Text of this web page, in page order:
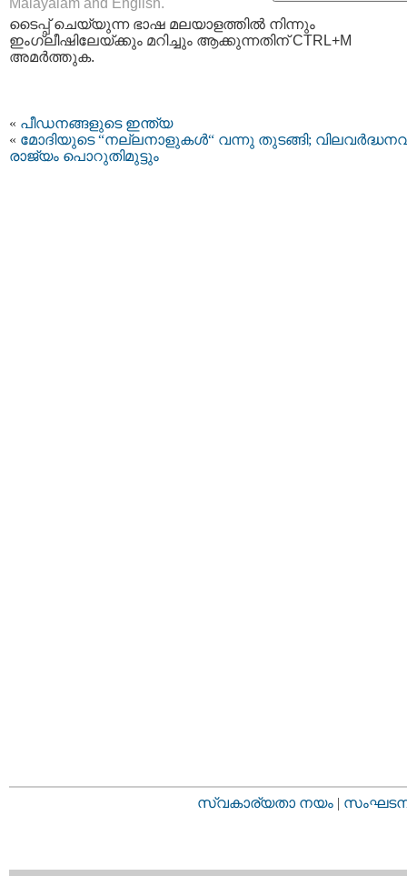
ടൈപ്പ്‌ ചെയ്യുന്ന ഭാഷ മലയാളത്തില്‍ നിന്നും
ഇംഗ്ലീഷിലേയ്ക്കും മറിച്ചും ആക്കുന്നതിന് CTRL+M
അമര്‍ത്തുക.
« പീഡനങ്ങളുടെ ഇന്ത്യ
« മോദിയുടെ “നല്ലനാളുകള്‍“ വന്നു തുടങ്ങി;
രാജ്യം പൊറുതിമുട്ടും
സ്വകാര്യതാ നയം |